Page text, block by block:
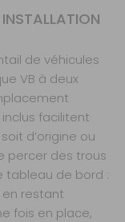
de véhicules
VB à deux
facilitent
d’origine ou
percer des trous
tableau de bord :
restant
fois en place,